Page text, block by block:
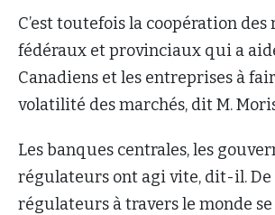
C’est toutefois la coopération
fédéraux et provinciaux qui a
Canadiens et les entreprises à
volatilité des marchés, dit M.
Les banques centrales, les
régulateurs ont agi vite, dit-il. De
régulateurs à travers le monde